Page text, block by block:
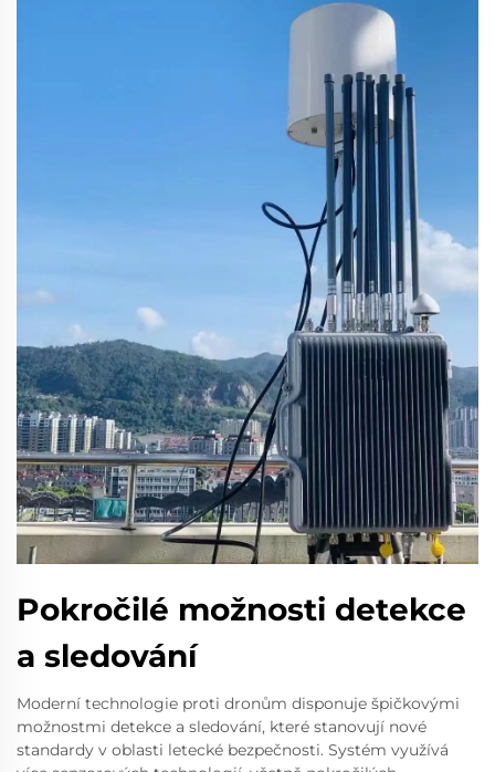
Pokročilé možnosti detekce
a sledování
Moderní technologie proti dronům disponuje špičkovými
možnostmi detekce a sledování, které stanovují nové
standardy v oblasti letecké bezpečnosti. Systém využívá